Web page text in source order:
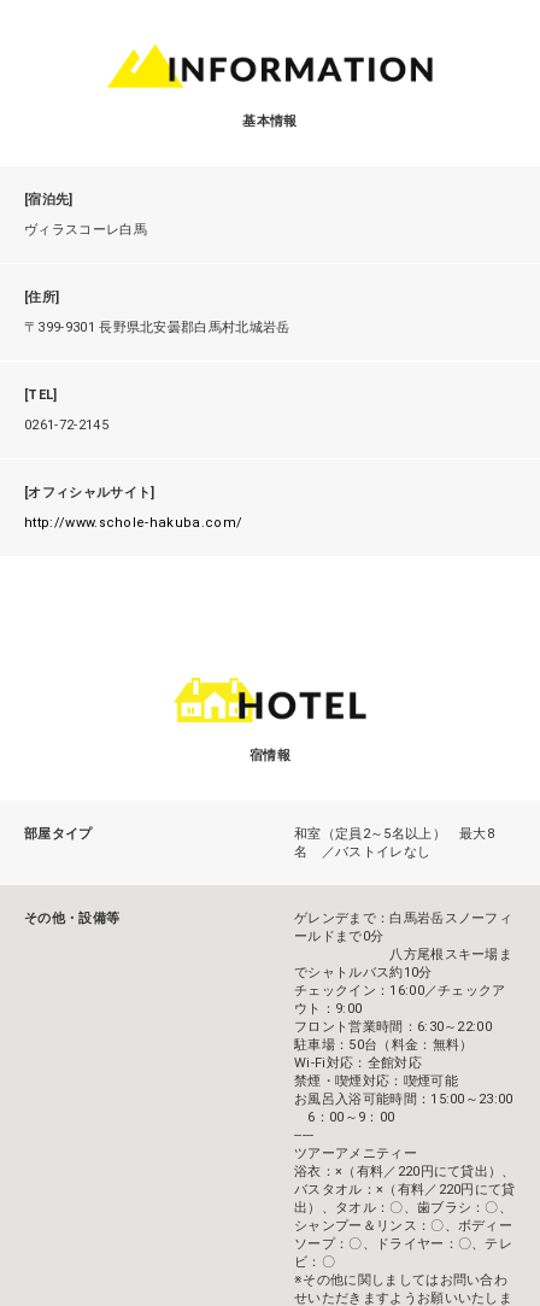
基本情報
[宿泊先]
ヴィラスコーレ白馬
[住所]
〒399-9301 長野県北安曇郡白馬村北城岩岳
[TEL]
0261-72-2145
[オフィシャルサイト]
http://www.schole-hakuba.com/
宿情報
部屋タイプ
和室（定員2～5名以上） 最大8
名 ／バストイレなし
その他・設備等
ゲレンデまで：白馬岩岳スノーフィ
ールドまで0分
八方尾根スキー場ま
でシャトルバス約10分
チェックイン：16:00／チェックア
ウト：9:00
フロント営業時間：6:30～22:00
駐車場：50台（料金：無料）
Wi-Fi対応：全館対応
禁煙・喫煙対応：喫煙可能
お風呂入浴可能時間：15:00～23:00
6：00～9：00
-----
ツアーアメニティー
浴衣：×（有料／220円にて貸出）、
バスタオル：×（有料／220円にて貸
出）、タオル：〇、歯ブラシ：〇、
シャンプー＆リンス：〇、ボディー
ソープ：〇、ドライヤー：〇、テレ
ビ：〇
※その他に関しましてはお問い合わ
せいただきますようお願いいたしま